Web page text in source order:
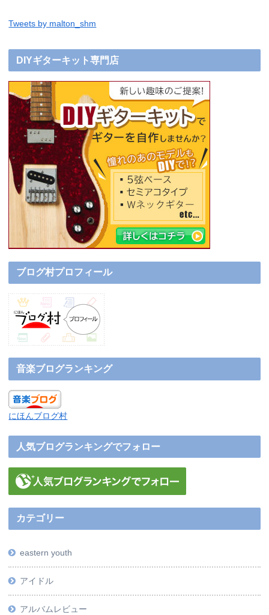
Tweets by malton_shm
DIYギターキット専門店
ブログ村プロフィール
音楽ブログランキング
にほんブログ村
人気ブログランキングでフォロー
カテゴリー
eastern youth
アイドル
アルバムレビュー